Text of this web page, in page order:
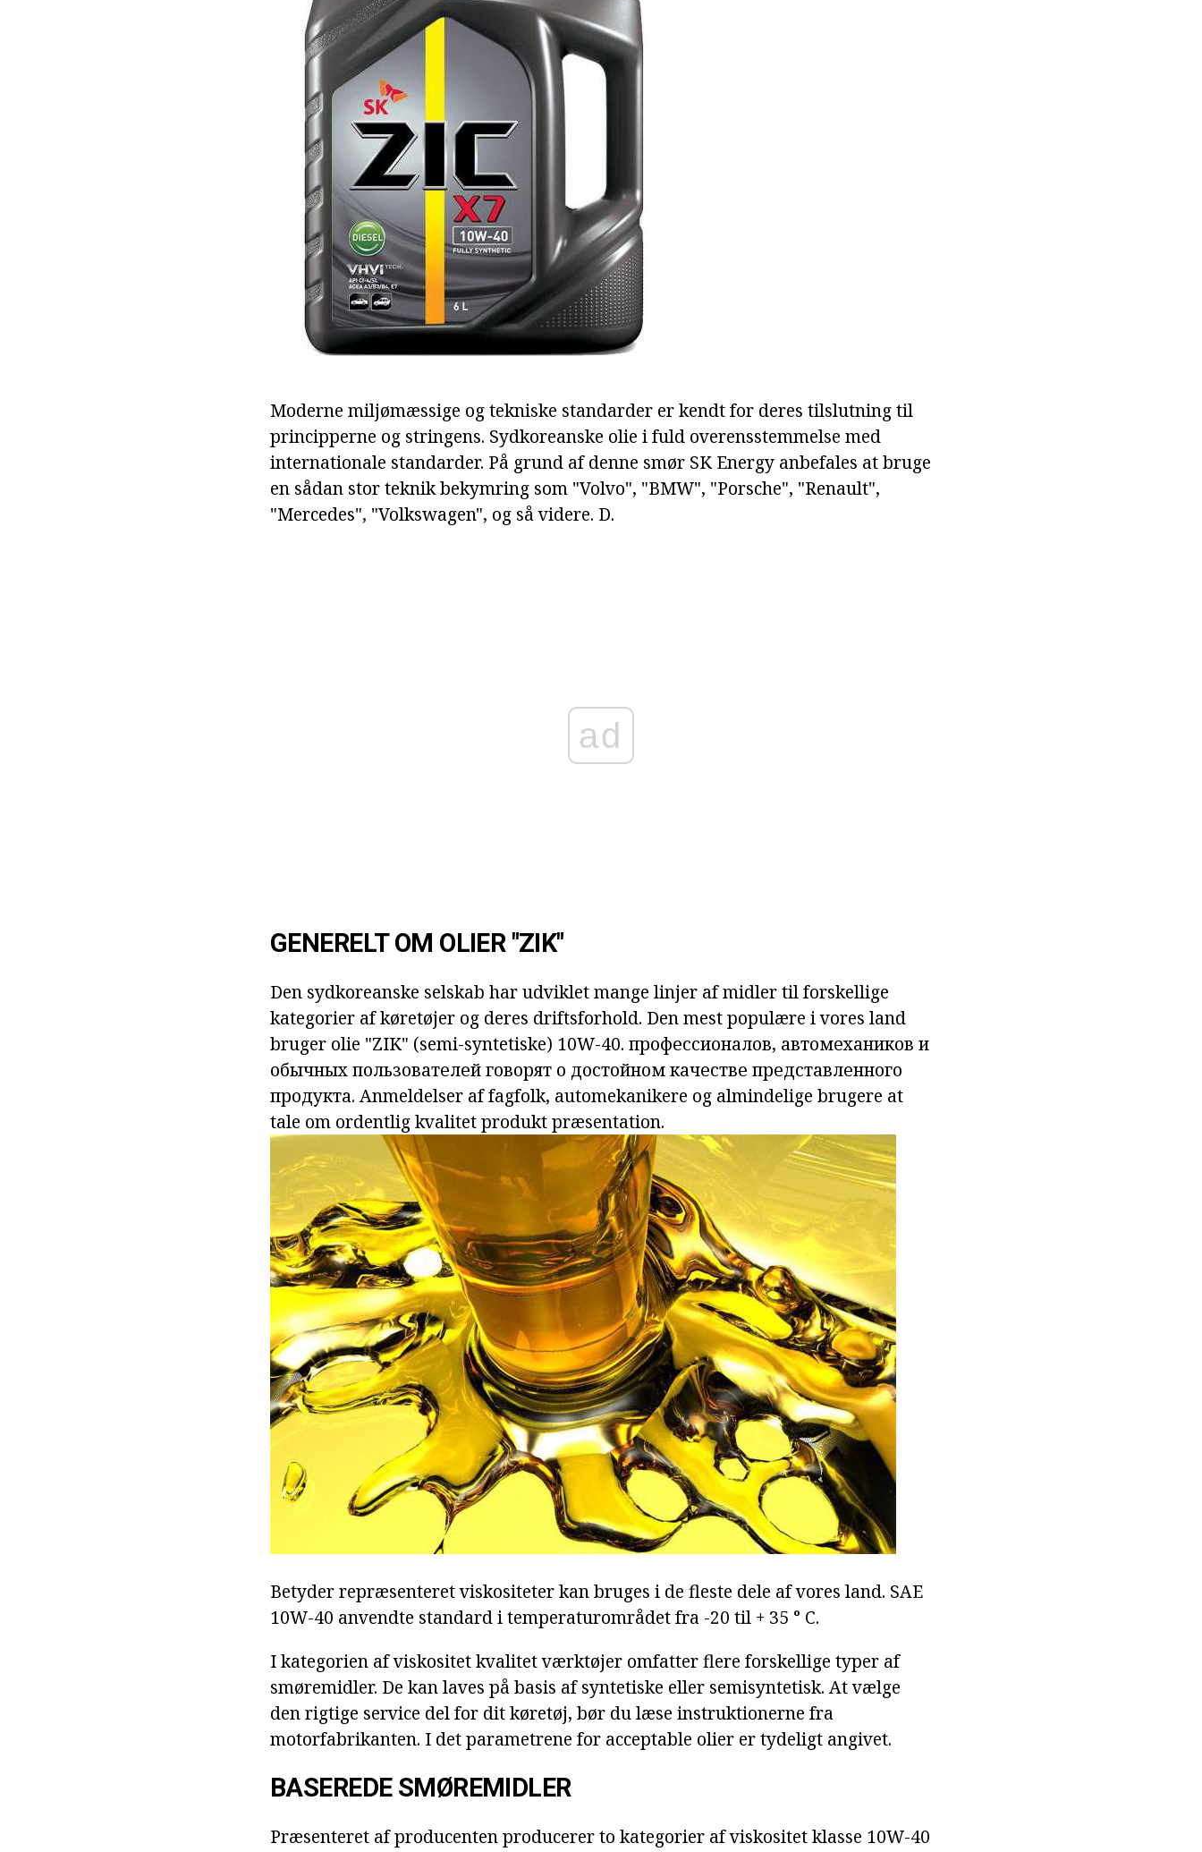
Moderne miljømæssige og tekniske standarder er kendt for deres tilslutning til
principperne og stringens. Sydkoreanske olie i fuld overensstemmelse med
internationale standarder. På grund af denne smør SK Energy anbefales at bruge
en sådan stor teknik bekymring som "Volvo", "BMW", "Porsche", "Renault",
"Mercedes", "Volkswagen", og så videre. D.
ad
GENERELT OM OLIER "ZIK"
Den sydkoreanske selskab har udviklet mange linjer af midler til forskellige
kategorier af køretøjer og deres driftsforhold. Den mest populære i vores land
bruger olie "ZIK" (semi-syntetiske) 10W-40. профессионалов, автомехаников и
обычных пользователей говорят о достойном качестве представленного
продукта. Anmeldelser af fagfolk, automekanikere og almindelige brugere at
tale om ordentlig kvalitet produkt præsentation.
Betyder repræsenteret viskositeter kan bruges i de fleste dele af vores land. SAE
10W-40 anvendte standard i temperaturområdet fra -20 til + 35 ° C.
I kategorien af viskositet kvalitet værktøjer omfatter flere forskellige typer af
smøremidler. De kan laves på basis af syntetiske eller semisyntetisk. At vælge
den rigtige service del for dit køretøj, bør du læse instruktionerne fra
motorfabrikanten. I det parametrene for acceptable olier er tydeligt angivet.
BASEREDE SMØREMIDLER
Præsenteret af producenten producerer to kategorier af viskositet klasse 10W-40